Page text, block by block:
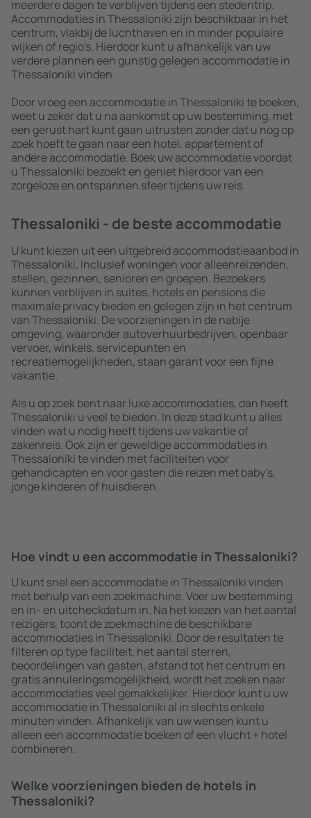
meerdere dagen te verblijven tijdens een stedentrip.
Accommodaties in Thessaloniki zijn beschikbaar in het
centrum, vlakbij de luchthaven en in minder populaire
wijken of regio's. Hierdoor kunt u afhankelijk van uw
verdere plannen een gunstig gelegen accommodatie in
Thessaloniki vinden.
Door vroeg een accommodatie in Thessaloniki te boeken,
weet u zeker dat u na aankomst op uw bestemming, met
een gerust hart kunt gaan uitrusten zonder dat u nog op
zoek hoeft te gaan naar een hotel, appartement of
andere accommodatie. Boek uw accommodatie voordat
u Thessaloniki bezoekt en geniet hierdoor van een
zorgeloze en ontspannen sfeer tijdens uw reis.
Thessaloniki - de beste accommodatie
U kunt kiezen uit een uitgebreid accommodatieaanbod in
Thessaloniki, inclusief woningen voor alleenreizenden,
stellen, gezinnen, senioren en groepen. Bezoekers
kunnen verblijven in suites, hotels en pensions die
maximale privacy bieden en gelegen zijn in het centrum
van Thessaloniki. De voorzieningen in de nabije
omgeving, waaronder autoverhuurbedrijven, openbaar
vervoer, winkels, servicepunten en
recreatiemogelijkheden, staan garant voor een fijne
vakantie.
Als u op zoek bent naar luxe accommodaties, dan heeft
Thessaloniki u veel te bieden. In deze stad kunt u alles
vinden wat u nodig heeft tijdens uw vakantie of
zakenreis. Ook zijn er geweldige accommodaties in
Thessaloniki te vinden met faciliteiten voor
gehandicapten en voor gasten die reizen met baby’s,
jonge kinderen of huisdieren.
Hoe vindt u een accommodatie in Thessaloniki?
U kunt snel een accommodatie in Thessaloniki vinden
met behulp van een zoekmachine. Voer uw bestemming
en in- en uitcheckdatum in. Na het kiezen van het aantal
reizigers, toont de zoekmachine de beschikbare
accommodaties in Thessaloniki. Door de resultaten te
filteren op type faciliteit, het aantal sterren,
beoordelingen van gasten, afstand tot het centrum en
gratis annuleringsmogelijkheid, wordt het zoeken naar
accommodaties veel gemakkelijker. Hierdoor kunt u uw
accommodatie in Thessaloniki al in slechts enkele
minuten vinden. Afhankelijk van uw wensen kunt u
alleen een accommodatie boeken of een vlucht + hotel
combineren.
Welke voorzieningen bieden de hotels in
Thessaloniki?